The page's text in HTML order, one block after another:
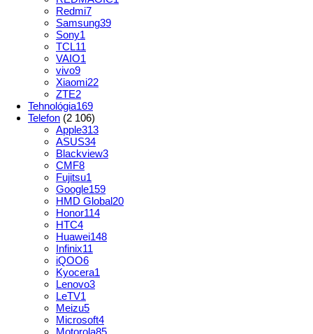
Redmi7
Samsung39
Sony1
TCL11
VAIO1
vivo9
Xiaomi22
ZTE2
Tehnológia169
Telefon (2 106)
Apple313
ASUS34
Blackview3
CMF8
Fujitsu1
Google159
HMD Global20
Honor114
HTC4
Huawei148
Infinix11
iQOO6
Kyocera1
Lenovo3
LeTV1
Meizu5
Microsoft4